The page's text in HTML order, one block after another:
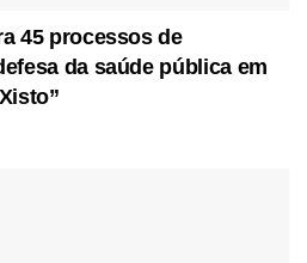
45 processos de
da saúde pública em